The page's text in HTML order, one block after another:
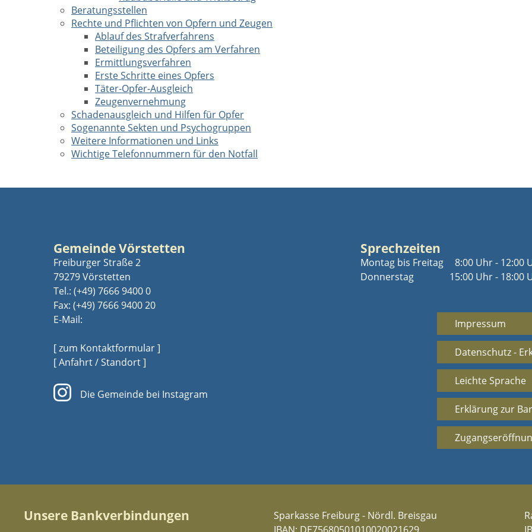
Beratungsstellen
Rechte und Pflichten von Opfern und Zeugen
Ablauf des Strafverfahrens
Beteiligung des Opfers am Verfahren
Ermittlungsverfahren
Erste Schritte eines Opfers
Täter-Opfer-Ausgleich
Zeugenvernehmung
Schadenausgleich und Hilfen für Opfer
Sogenannte Sekten und Psychogruppen
Weitere Informationen und Links
Wichtige Telefonnummern für den Notfall
Gemeinde Vörstetten
Freiburger Straße 2
79279 Vörstetten
Tel.: (+49) 7666 9400 0
Fax: (+49) 7666 9400 20
E-Mail:
[ zum Kontaktformular ]
[ Anfahrt / Standort ]
Die Gemeinde bei Instagram
Sprechzeiten
Montag bis Freitag
Donnerstag
8:00 Uhr - 12:00
15:00 Uhr - 18:00
Impressum
Datenschutz -
Leichte Sprache
Erklärung zur
Unsere Bankverbindungen
Sparkasse Freiburg - Nördl. Breisgau